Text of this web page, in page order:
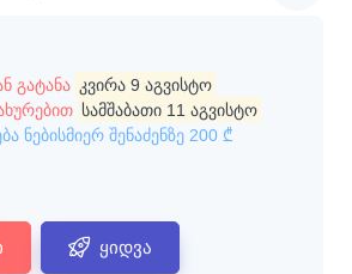
გატანა კვირა 9 აგვისტო
სამშაბათი 11 აგვისტო
ნებისმიერ შენაძენზე 200 ₾
ყიდვა